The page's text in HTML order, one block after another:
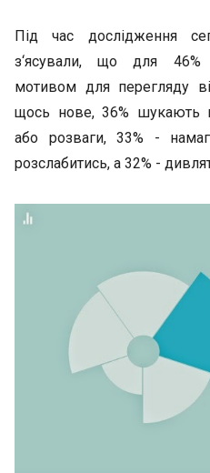
Під час дослідження
з‘ясували, що для 46%
мотивом для перегляду
щось нове, 36% шукають
або розваги, 33% -
розслабитись, а 32% -